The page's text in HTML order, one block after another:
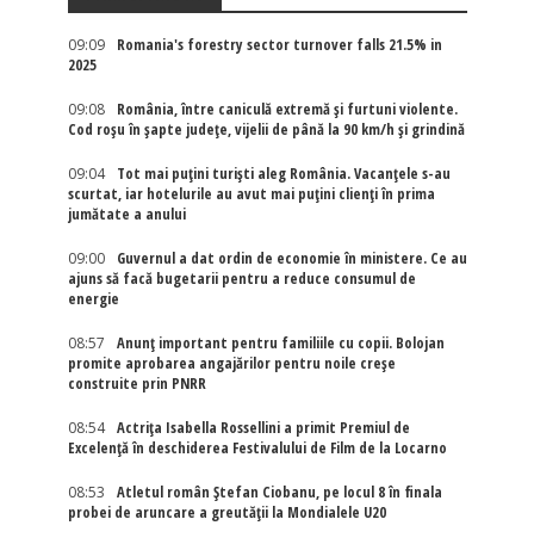
09:09
Romania's forestry sector turnover falls 21.5% in
2025
09:08
România, între caniculă extremă și furtuni violente.
Cod roșu în șapte județe, vijelii de până la 90 km/h și grindină
09:04
Tot mai puțini turiști aleg România. Vacanțele s-au
scurtat, iar hotelurile au avut mai puțini clienți în prima
jumătate a anului
09:00
Guvernul a dat ordin de economie în ministere. Ce au
ajuns să facă bugetarii pentru a reduce consumul de
energie
08:57
Anunț important pentru familiile cu copii. Bolojan
promite aprobarea angajărilor pentru noile creșe
construite prin PNRR
08:54
Actriţa Isabella Rossellini a primit Premiul de
Excelenţă în deschiderea Festivalului de Film de la Locarno
08:53
Atletul român Ștefan Ciobanu, pe locul 8 în finala
probei de aruncare a greutății la Mondialele U20